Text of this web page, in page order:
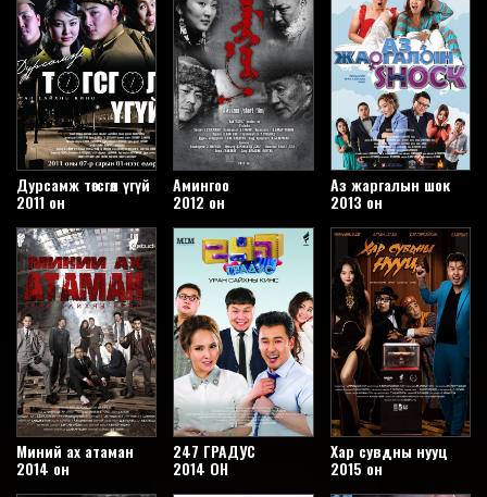
Дурсамж төгсгөл үгүй
2011 он
Амингоо
2012 он
Аз жаргалын шок
2013 он
Миний ах атаман
2014 он
247 ГРАДУС
2014 ОН
Хар сувдны нууц
2015 он